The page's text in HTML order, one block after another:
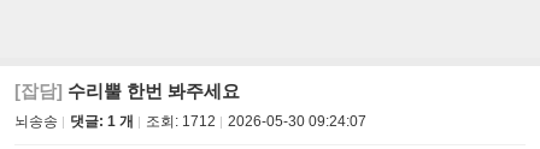
[잡담] 수리뿔 한번 봐주세요
뇌송송 댓글: 1 개 조회: 1712 2026-05-30 09:24:07